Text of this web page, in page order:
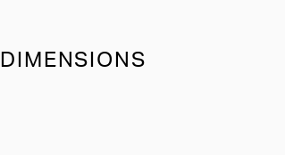
DIMENSIONS